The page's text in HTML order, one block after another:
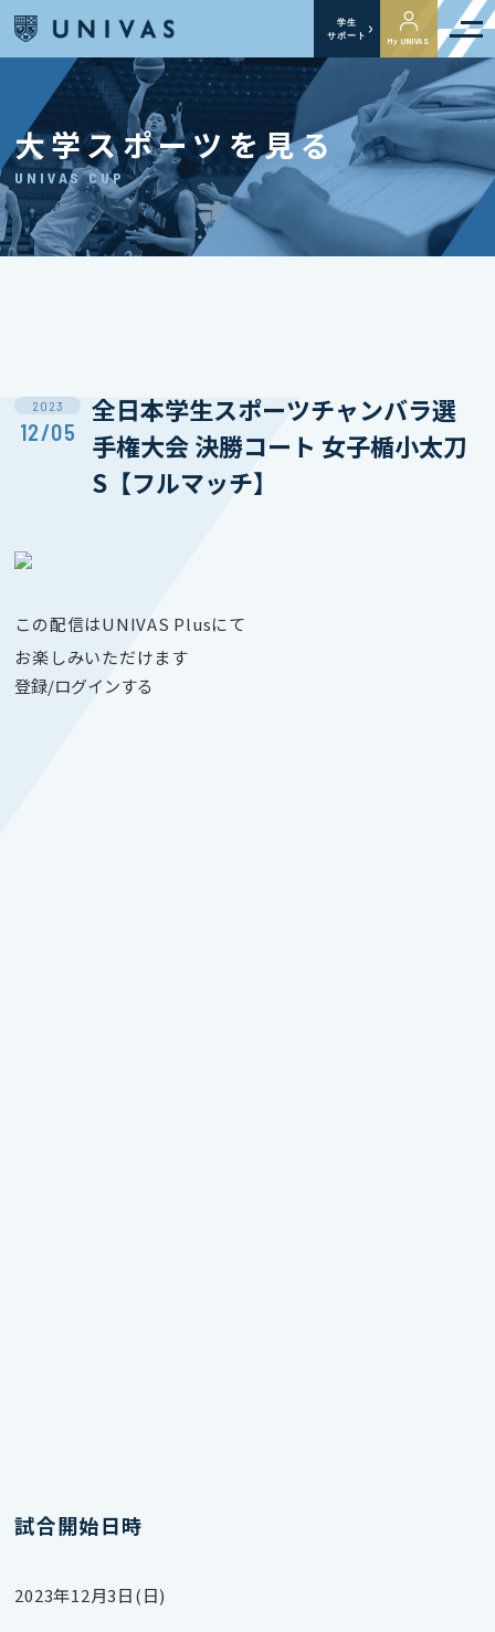
学生
サポート
My UNIVAS
大学スポーツを見る
UNIVAS CUP
2023
12/05
全日本学生スポーツチャンバラ選
手権大会 決勝コート 女子楯小太刀
S【フルマッチ】
この配信はUNIVAS Plusにて
お楽しみいただけます
登録/ログインする
試合開始日時
2023年12月3日(日)